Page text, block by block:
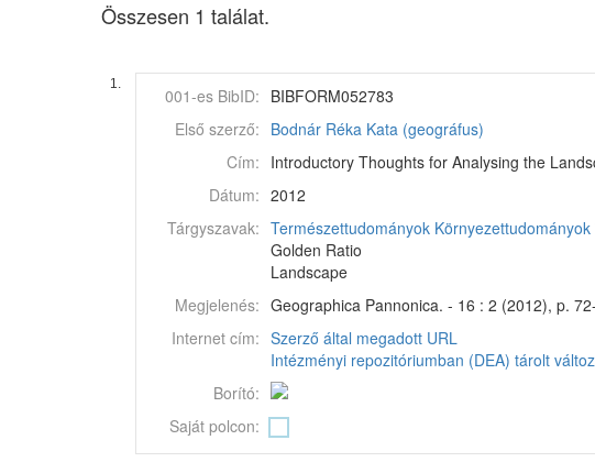
Összesen 1 találat.
1.
001-es BibID: BIBFORM052783
Első szerző: Bodnár Réka Kata (geográfus)
Cím: Introductory Thoughts for Analysing the
Dátum: 2012
Tárgyszavak: Természettudományok Környezettudományok
Golden Ratio
Landscape
Megjelenés: Geographica Pannonica. - 16 : 2 (2012), p.
Internet cím: Szerző által megadott URL
Intézményi repozitóriumban (DEA) tárolt
Borító:
Saját polcon: